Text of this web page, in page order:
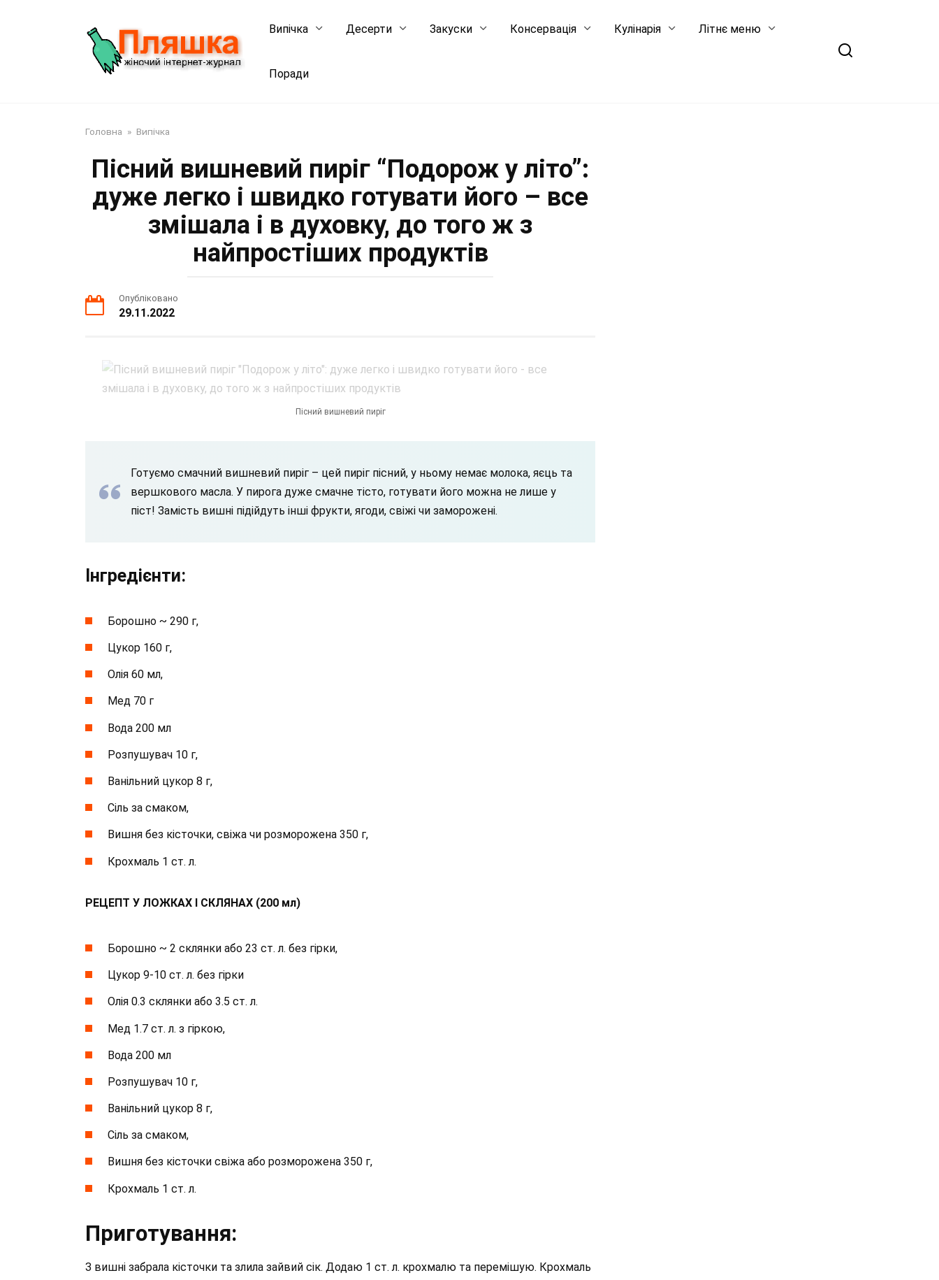
Випічка Десерти Закуски Консервація Кулінарія Літнє меню
Поради
Головна » Випічка
Пісний вишневий пиріг “Подорож у літо”:
дуже легко і швидко готувати його – все
змішала і в духовку, до того ж з
найпростіших продуктів
Опубліковано
29.11.2022
Пісний вишневий пиріг
Готуємо смачний вишневий пиріг – цей пиріг пісний, у ньому немає молока, яєць та
вершкового масла. У пирога дуже смачне тісто, готувати його можна не лише у
піст! Замість вишні підійдуть інші фрукти, ягоди, свіжі чи заморожені.
Інгредієнти:
Борошно ~ 290 г,
Цукор 160 г,
Олія 60 мл,
Мед 70 г
Вода 200 мл
Розпушувач 10 г,
Ванільний цукор 8 г,
Сіль за смаком,
Вишня без кісточки, свіжа чи розморожена 350 г,
Крохмаль 1 ст. л.
РЕЦЕПТ У ЛОЖКАХ І СКЛЯНАХ (200 мл)
Борошно ~ 2 склянки або 23 ст. л. без гірки,
Цукор 9-10 ст. л. без гірки
Олія 0.3 склянки або 3.5 ст. л.
Мед 1.7 ст. л. з гіркою,
Вода 200 мл
Розпушувач 10 г,
Ванільний цукор 8 г,
Сіль за смаком,
Вишня без кісточки свіжа або розморожена 350 г,
Крохмаль 1 ст. л.
Приготування:
З вишні забрала кісточки та злила зайвий сік. Додаю 1 ст. л. крохмалю та перемішую. Крохмаль